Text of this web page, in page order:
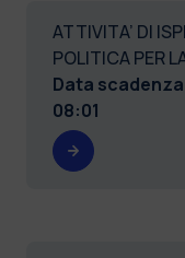
ATTIVITA’ DI
POLITICA PER
Data
08:01